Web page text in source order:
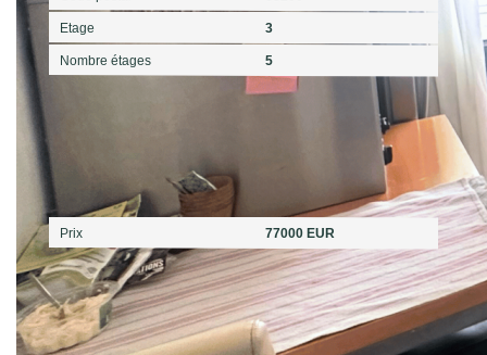
Etage 3
Nombre étages 5
Aspects financiers
Prix 77000 EUR